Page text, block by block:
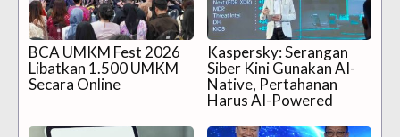
BCA UMKM Fest 2026
Libatkan 1.500 UMKM
Secara Online
Kaspersky: Serangan
Siber Kini Gunakan AI-
Native, Pertahanan
Harus AI-Powered